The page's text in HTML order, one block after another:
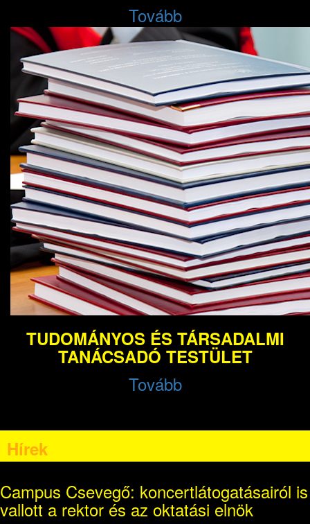
Tovább
TUDOMÁNYOS ÉS TÁRSADALMI
TANÁCSADÓ TESTÜLET
Tovább
Hírek
Campus Csevegő: koncertlátogatásairól is
vallott a rektor és az oktatási elnök